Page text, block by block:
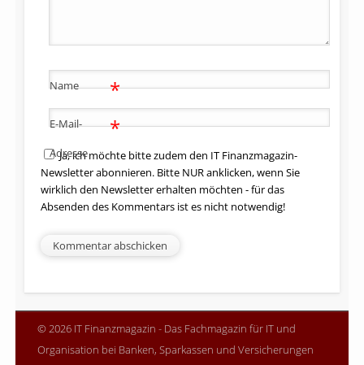
Name *
E-Mail-
Adresse
*
Ja, ich möchte bitte zudem den IT Finanzmagazin-
Newsletter abonnieren. Bitte NUR anklicken, wenn Sie
wirklich den Newsletter erhalten möchten - für das
Absenden des Kommentars ist es nicht notwendig!
© 2026 IT Finanzmagazin - Das Fachmagazin für IT und
Organisation bei Banken, Sparkassen und Versicherungen